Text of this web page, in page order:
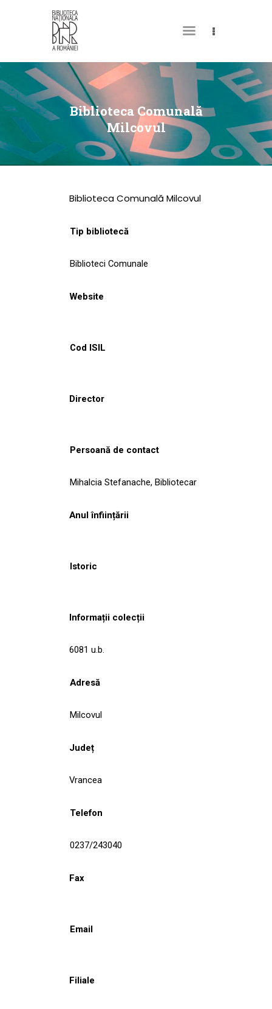
Biblioteca Comunală
Milcovul
DESPRE NOI
PERMISUL MEU DE
BIBLIOTECĂ
CATALOAGE ȘI
COLECȚII
CULTURALE
NOUTĂȚI
Biblioteca Comunală Milcovul
Tip bibliotecă
Biblioteci Comunale
Website
Cod ISIL
Director
Persoană de contact
Mihalcia Stefanache, Bibliotecar
Anul înființării
Istoric
Informații colecții
6081 u.b.
Adresă
Milcovul
Județ
Vrancea
Telefon
0237/243040
Fax
Email
Filiale